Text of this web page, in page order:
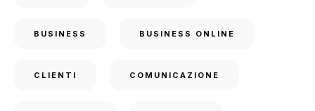
BUSINESS BUSINESS ONLINE
CLIENTI COMUNICAZIONE